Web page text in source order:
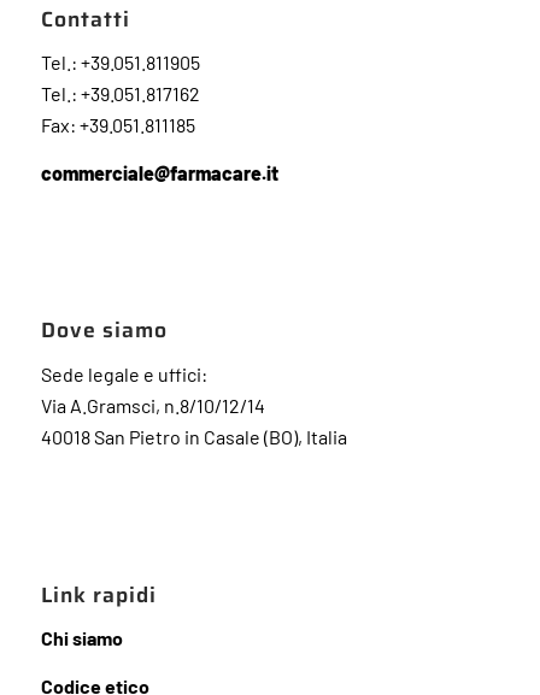
Contatti
Tel.: +39.051.811905
Tel.: +39.051.817162
Fax: +39.051.811185
commerciale@farmacare.it
Dove siamo
Sede legale e uffici:
Via A.Gramsci, n.8/10/12/14
40018 San Pietro in Casale (BO), Italia
Link rapidi
Chi siamo
Codice etico